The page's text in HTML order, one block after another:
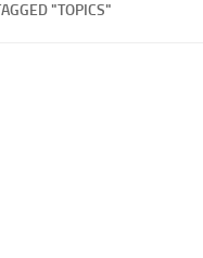
"TOPICS"